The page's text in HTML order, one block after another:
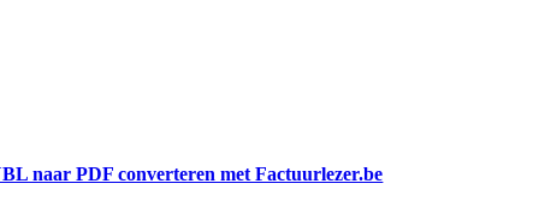
naar PDF converteren met Factuurlezer.be